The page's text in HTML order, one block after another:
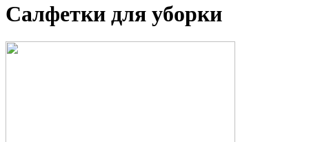
Салфетки для уборки